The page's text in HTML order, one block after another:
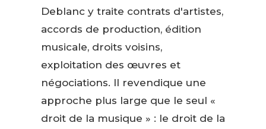
Deblanc y traite contrats d'artistes,
accords de production, édition
musicale, droits voisins,
exploitation des œuvres et
négociations. Il revendique une
approche plus large que le seul «
droit de la musique » : le droit de la